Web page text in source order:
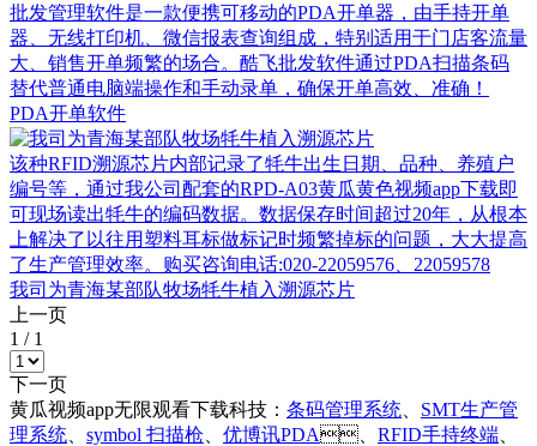
批发管理软件是一款便携可移动的PDA开单器，由手持开单
器、无线打印机、微信报表查询组成，特别适用于门店客流量
大、销售开单频繁的场合。酷飞批发软件通过PDA扫描条码
替代普通电脑端操作和手动录单，确保开单高效、准确！
PDA开单软件
该种RFID溯源芯片内部记录了牦牛出生日期、品种、养殖户
编号等，通过我公司配套的RPD-A03黄瓜黄色视频app下载即
可现场读出牦牛的编码数据。数据保存时间超过20年，从根本
上解决了以往用塑料耳标做标记时频繁掉标的问题，大大提高
了生产管理效率。购买咨询电话:020-22059576、22059578
我司为青海某部队牧场牦牛植入溯源芯片
上一页
1 / 1
下一页
黄瓜视频app无限观看下载科技： 条码管理系统
SMT生产管
理系统
symbol 扫描枪 优博讯PDA、 RFID手持终端